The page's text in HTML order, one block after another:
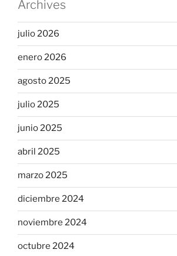
Archives
julio 2026
enero 2026
agosto 2025
julio 2025
junio 2025
abril 2025
marzo 2025
diciembre 2024
noviembre 2024
octubre 2024